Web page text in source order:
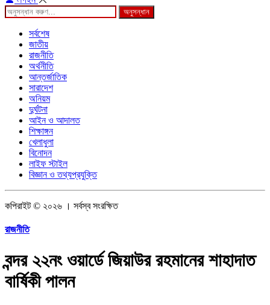
অনুসন্ধান
সর্বশেষ
জাতীয়
রাজনীতি
অর্থনীতি
আন্তর্জাতিক
সারাদেশ
অনিয়ম
দুর্ঘটনা
আইন ও আদালত
শিক্ষাঙ্গন
খেলাধুলা
বিনোদন
লাইফ স্টাইল
বিজ্ঞান ও তথ্যপ্রযুক্তি
কপিরাইট © ২০২৬ । সর্বস্ব সংরক্ষিত
রাজনীতি
বন্দর ২২নং ওয়ার্ডে জিয়াউর রহমানের শাহাদাত
বার্ষিকী পালন